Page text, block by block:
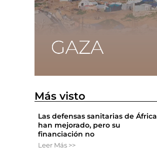
Más visto
Las defensas sanitarias de África
han mejorado, pero su
financiación no
Leer Más >>